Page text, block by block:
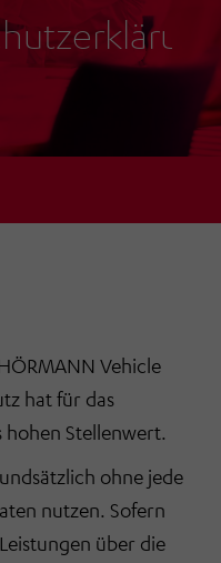
Vehicle
hat für das
Stellenwert.
ohne jede
nutzen. Sofern
über die